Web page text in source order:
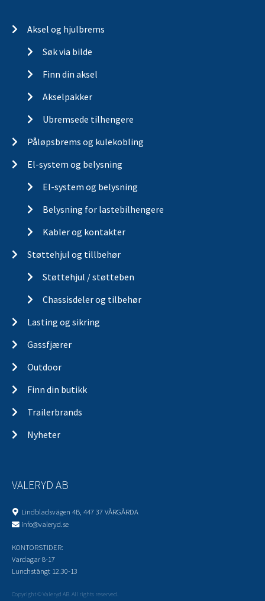
Aksel og hjulbrems
Søk via bilde
Finn din aksel
Akselpakker
Ubremsede tilhengere
Påløpsbrems og kulekobling
El-system og belysning
El-system og belysning
Belysning for lastebilhengere
Kabler og kontakter
Støttehjul og tillbehør
Støttehjul / støtteben
Chassisdeler og tilbehør
Lasting og sikring
Gassfjærer
Outdoor
Finn din butikk
Trailerbrands
Nyheter
VALERYD AB
Lindbladsvägen 4B, 447 37 VÅRGÅRDA
info@valeryd.se
KONTORSTIDER:
Vardagar 8-17
Lunchstängt 12.30-13
Copyright © Valeryd AB. All rights reserved.